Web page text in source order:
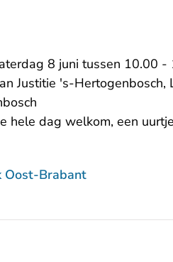
8 juni tussen 10.00 -
Justitie 's-
hele dag welkom, een
Oost-Brabant